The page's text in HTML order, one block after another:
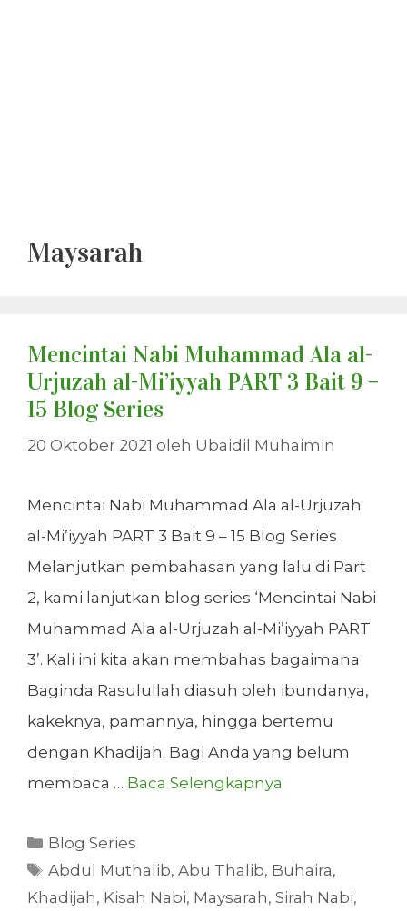
Maysarah
Mencintai Nabi Muhammad Ala al-
Urjuzah al-Mi’iyyah PART 3 Bait 9 –
15 Blog Series
20 Oktober 2021 oleh Ubaidil Muhaimin
Mencintai Nabi Muhammad Ala al-Urjuzah
al-Mi’iyyah PART 3 Bait 9 – 15 Blog Series
Melanjutkan pembahasan yang lalu di Part
2, kami lanjutkan blog series ‘Mencintai Nabi
Muhammad Ala al-Urjuzah al-Mi’iyyah PART
3’. Kali ini kita akan membahas bagaimana
Baginda Rasulullah diasuh oleh ibundanya,
kakeknya, pamannya, hingga bertemu
dengan Khadijah. Bagi Anda yang belum
membaca … Baca Selengkapnya
Kategori
Blog Series
Tag
Abdul Muthalib,Abu Thalib, Buhaira,
Khadijah, Kisah Nabi, Maysarah, Sirah Nabi,